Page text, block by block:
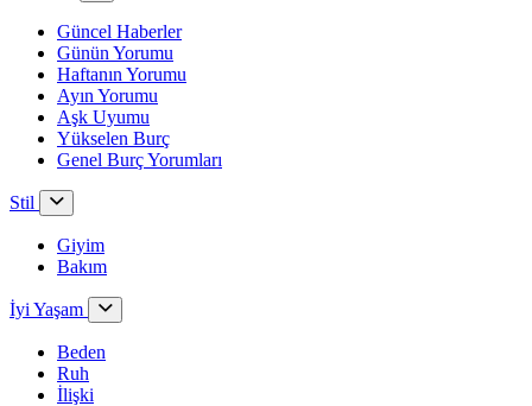
Güncel Haberler
Günün Yorumu
Haftanın Yorumu
Ayın Yorumu
Aşk Uyumu
Yükselen Burç
Genel Burç Yorumları
Stil
Giyim
Bakım
İyi Yaşam
Beden
Ruh
İlişki